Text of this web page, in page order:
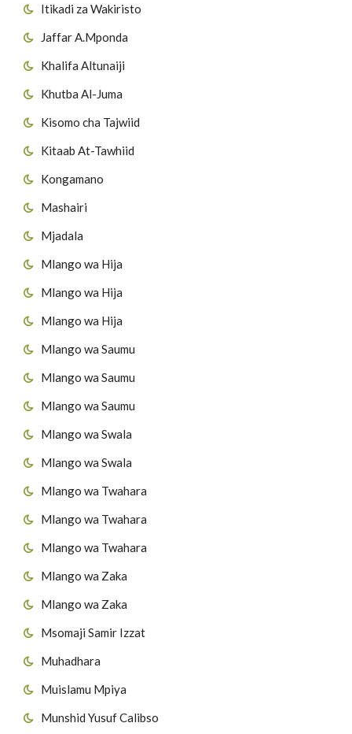
Itikadi za Wakiristo
Jaffar A.Mponda
Khalifa Altunaiji
Khutba Al-Juma
Kisomo cha Tajwiid
Kitaab At-Tawhiid
Kongamano
Mashairi
Mjadala
Mlango wa Hija
Mlango wa Hija
Mlango wa Hija
Mlango wa Saumu
Mlango wa Saumu
Mlango wa Saumu
Mlango wa Swala
Mlango wa Swala
Mlango wa Twahara
Mlango wa Twahara
Mlango wa Twahara
Mlango wa Zaka
Mlango wa Zaka
Msomaji Samir Izzat
Muhadhara
Muislamu Mpiya
Munshid Yusuf Calibso